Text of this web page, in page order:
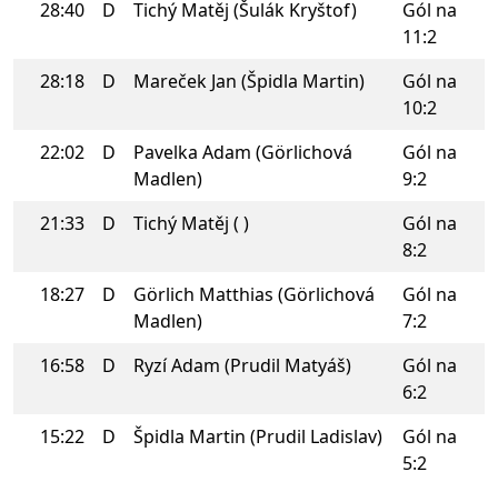
28:40
D Tichý Matěj (Šulák Kryštof)
Gól na
11:2
28:18
D Mareček Jan (Špidla Martin)
Gól na
10:2
22:02
D
Pavelka Adam (Görlichová
Madlen)
Gól na
9:2
21:33
D Tichý Matěj ( )
Gól na
8:2
18:27
D
Görlich Matthias (Görlichová
Madlen)
Gól na
7:2
16:58
D Ryzí Adam (Prudil Matyáš)
Gól na
6:2
15:22
D Špidla Martin (Prudil Ladislav)
Gól na
5:2